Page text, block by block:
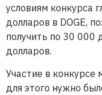
условиям конкурса
долларов в DOGE,
получить по 30 000
долларов.
Участие в конкурсе
для этого нужно